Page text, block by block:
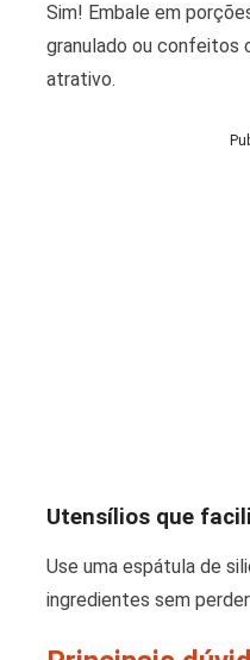
Sim! Embale em
granulado ou confeitos
atrativo.
Utensílios que
Use uma espátula de
ingredientes sem